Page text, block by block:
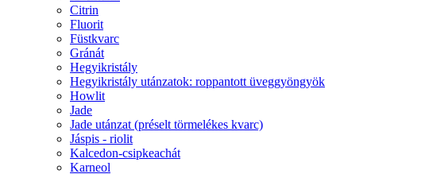
Citrin
Fluorit
Füstkvarc
Gránát
Hegyikristály
Hegyikristály utánzatok: roppantott üveggyöngyök
Howlit
Jade
Jade utánzat (préselt törmelékes kvarc)
Jáspis - riolit
Kalcedon-csipkeachát
Karneol